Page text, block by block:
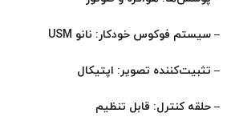
– سیستم فوکوس خودکار: نانو USM
– تثبیت‌کننده تصویر: اپتیکال
– حلقه کنترل: قابل تنظیم